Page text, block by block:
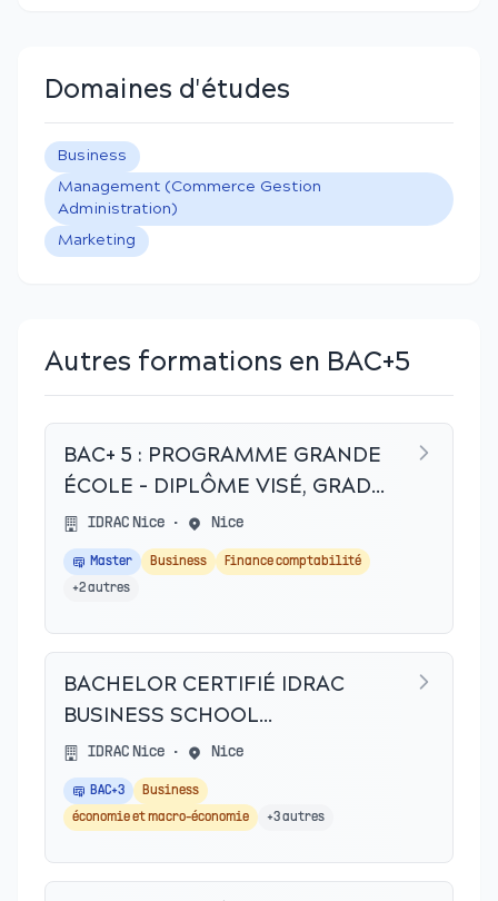
Domaines d'études
Business
Management (Commerce Gestion
Administration)
Marketing
Autres formations en BAC+5
BAC+ 5 : PROGRAMME GRANDE
ÉCOLE - DIPLÔME VISÉ, GRADE
DE MASTER
IDRAC Nice • Nice
Master Business
Finance comptabilité
+2autres
BACHELOR CERTIFIÉ IDRAC
BUSINESS SCHOOL
(AMIENS,BORDEAUX)
IDRAC Nice • Nice
BAC+3
Business
économie et macro-économie
+3autres